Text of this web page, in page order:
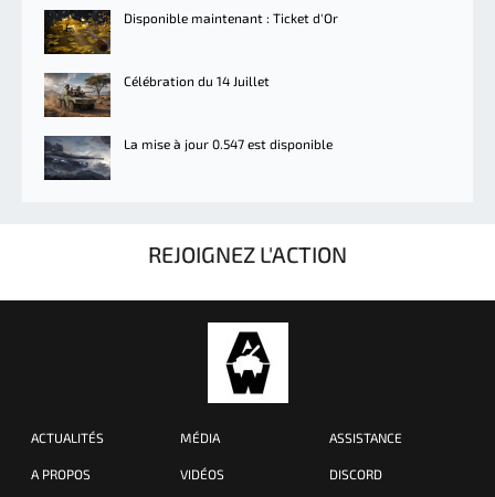
Disponible maintenant : Ticket d'Or
Célébration du 14 Juillet
La mise à jour 0.547 est disponible
REJOIGNEZ L'ACTION
ACTUALITÉS
A PROPOS
MÉDIA
VIDÉOS
ASSISTANCE
DISCORD